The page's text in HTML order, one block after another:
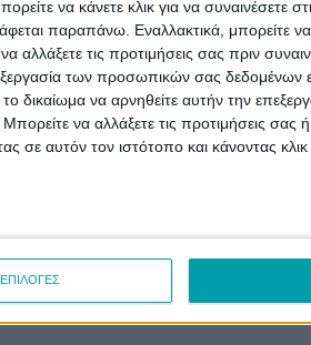
να κάνετε κλικ για να συναινέσετε
παραπάνω. Εναλλακτικά, μπορείτε
αλλάξετε τις προτιμήσεις σας πριν
των προσωπικών σας δεδομένων
δικαίωμα να αρνηθείτε αυτήν την
να αλλάξετε τις προτιμήσεις
σε αυτόν τον ιστότοπο και κάνοντας